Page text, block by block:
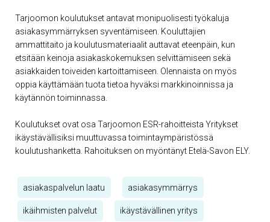
Tarjoomon koulutukset antavat monipuolisesti työkaluja
asiakasymmärryksen syventämiseen. Kouluttajien
ammattitaito ja koulutusmateriaalit auttavat eteenpäin, kun
etsitään keinoja asiakaskokemuksen selvittämiseen sekä
asiakkaiden toiveiden kartoittamiseen. Olennaista on myös
oppia käyttämään tuota tietoa hyväksi markkinoinnissa ja
käytännön toiminnassa.
Koulutukset ovat osa Tarjoomon ESR-rahoitteista Yritykset
ikäystävällisiksi muuttuvassa toimintaympäristössä
koulutushanketta. Rahoituksen on myöntänyt Etelä-Savon ELY.
asiakaspalvelun laatu asiakasymmärrys
ikäihmisten palvelut ikäystävällinen yritys